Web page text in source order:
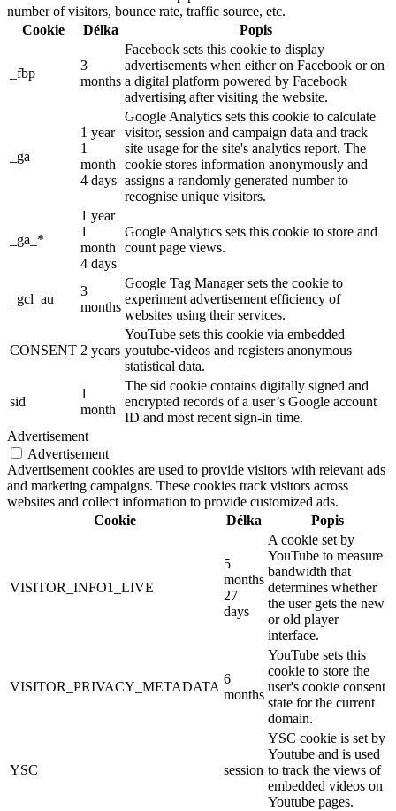
number of visitors, bounce rate, traffic source, etc.
Cookie
Délka Popis
_fbp
3
months
Facebook sets this cookie to display
advertisements when either on Facebook or on
a digital platform powered by Facebook
advertising after visiting the website.
_ga
1 year
1
month
4 days
Google Analytics sets this cookie to calculate
visitor, session and campaign data and track
site usage for the site's analytics report. The
cookie stores information anonymously and
assigns a randomly generated number to
recognise unique visitors.
_ga_*
1 year
1
month
4 days
Google Analytics sets this cookie to store and
count page views.
_gcl_au
3
months
Google Tag Manager sets the cookie to
experiment advertisement efficiency of
websites using their services.
CONSENT 2 years
YouTube sets this cookie via embedded
youtube-videos and registers anonymous
statistical data.
sid
1
month
The sid cookie contains digitally signed and
encrypted records of a user’s Google account
ID and most recent sign-in time.
Advertisement
Advertisement
Advertisement cookies are used to provide visitors with relevant ads
and marketing campaigns. These cookies track visitors across
websites and collect information to provide customized ads.
Cookie
Délka Popis
VISITOR_INFO1_LIVE
5
months
27
days
A cookie set by
YouTube to measure
bandwidth that
determines whether
the user gets the new
or old player
interface.
VISITOR_PRIVACY_METADATA
6
months
YouTube sets this
cookie to store the
user's cookie consent
state for the current
domain.
YSC session
YSC cookie is set by
Youtube and is used
to track the views of
embedded videos on
Youtube pages.